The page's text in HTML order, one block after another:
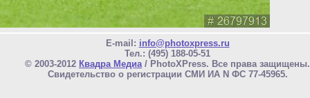
E-mail: info@photoxpress.ru
Тел.: (495) 188-05-51
© 2003-2012 Квадра Медиа/ PhotoXPress. Все права защищены.
Свидетельство о регистрации СМИ ИА N ФС 77-45965.